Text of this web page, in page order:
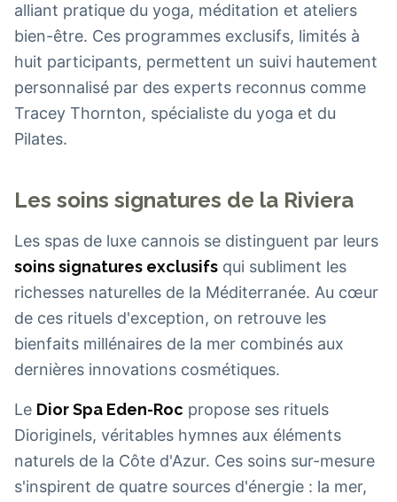
alliant pratique du yoga, méditation et ateliers
bien-être. Ces programmes exclusifs, limités à
huit participants, permettent un suivi hautement
personnalisé par des experts reconnus comme
Tracey Thornton, spécialiste du yoga et du
Pilates.
Les soins signatures de la Riviera
Les spas de luxe cannois se distinguent par leurs
soins signatures exclusifs qui subliment les
richesses naturelles de la Méditerranée. Au cœur
de ces rituels d'exception, on retrouve les
bienfaits millénaires de la mer combinés aux
dernières innovations cosmétiques.
Le Dior Spa Eden-Roc propose ses rituels
Dioriginels, véritables hymnes aux éléments
naturels de la Côte d'Azur. Ces soins sur-mesure
s'inspirent de quatre sources d'énergie : la mer,